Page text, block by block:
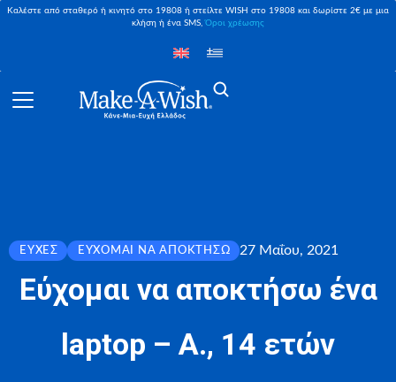
Καλέστε από σταθερό ή κινητό στο 19808 ή στείλτε WISH στο 19808 και δωρίστε 2€ με μια
κλήση ή ένα SMS,Όροι χρέωσης
ΕΥΧΈΣ ΕΎΧΟΜΑΙ ΝΑ ΑΠΟΚΤΉΣΩ 27 Μαΐου, 2021
Εύχομαι να αποκτήσω ένα
laptop – Α., 14 ετών